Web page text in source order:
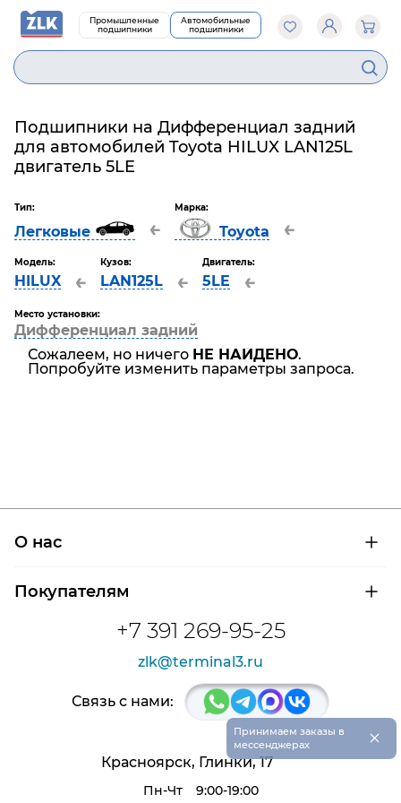
Промышленные
подшипники
Автомобильные
подшипники
Подшипники на Дифференциал задний
для автомобилей Toyota HILUX LAN125L
двигатель 5LE
Тип:
Легковые ←
Марка:
Toyota ←
Модель:
HILUX ←
Кузов:
LAN125L ←
Двигатель:
5LE ←
Место установки:
Дифференциал задний
Сожалеем, но ничего НЕ НАЙДЕНО.
Попробуйте изменить параметры запроса.
+7 391 269-95-25
zlk@terminal3.ru
О нас
Сертификаты на продукцию
Покупателям
Доставка и оплата
Расшифровка маркировки подшипников
Связь с нами:
Красноярск, Глинки, 17
Пн-Чт 9:00-19:00
Принимаем заказы в
мессенджерах
×